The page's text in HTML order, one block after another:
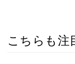
こちらも注